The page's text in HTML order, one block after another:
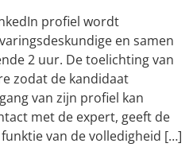
profiel wordt
en samen
2 uur. De toelichting van
zodat de kandidaat
van zijn profiel kan
met de expert, geeft de
van de volledigheid […]